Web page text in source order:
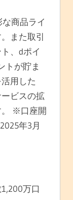
商品ライ
また取引
、dポイ
トが貯ま
用した
ービスの拡
。 ※口座開
年3月
万口